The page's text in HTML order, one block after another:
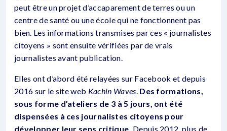
peut être un projet d’accaparement de terres ou un
centre de santé ou une école qui ne fonctionnent pas
bien. Les informations transmises par ces « journalistes
citoyens » sont ensuite vérifiées par de vrais
journalistes avant publication.
Elles ont d’abord été relayées sur Facebook et depuis
2016 sur le site web Kachin Waves. Des formations,
sous forme d’ateliers de 3 à 5 jours, ont été
dispensées à ces journalistes citoyens pour
développer leur sens critique. Depuis 2012, plus de